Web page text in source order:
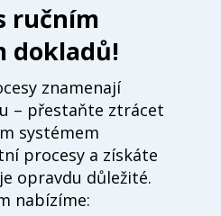
ručním
dokladů!
znamenají
– přestaňte ztrácet
systémem
procesy a získáte
opravdu důležité.
nabízíme: